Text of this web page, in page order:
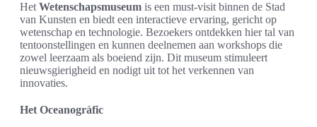
Het Wetenschapsmuseum is een must-visit binnen de Stad
van Kunsten en biedt een interactieve ervaring, gericht op
wetenschap en technologie. Bezoekers ontdekken hier tal van
tentoonstellingen en kunnen deelnemen aan workshops die
zowel leerzaam als boeiend zijn. Dit museum stimuleert
nieuwsgierigheid en nodigt uit tot het verkennen van
innovaties.
Het Oceanogràfic